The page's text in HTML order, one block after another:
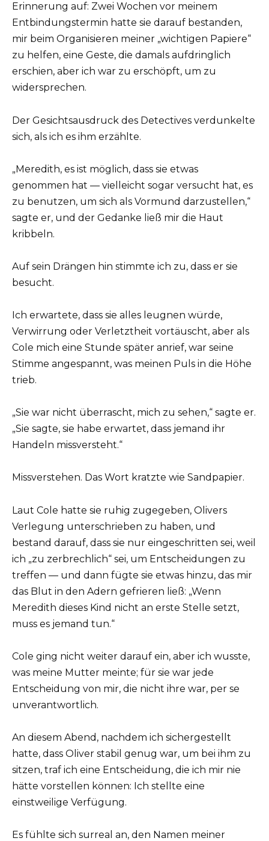
Erinnerung auf: Zwei Wochen vor meinem
Entbindungstermin hatte sie darauf bestanden,
mir beim Organisieren meiner „wichtigen Papiere“
zu helfen, eine Geste, die damals aufdringlich
erschien, aber ich war zu erschöpft, um zu
widersprechen.
Der Gesichtsausdruck des Detectives verdunkelte
sich, als ich es ihm erzählte.
„Meredith, es ist möglich, dass sie etwas
genommen hat — vielleicht sogar versucht hat, es
zu benutzen, um sich als Vormund darzustellen,“
sagte er, und der Gedanke ließ mir die Haut
kribbeln.
Auf sein Drängen hin stimmte ich zu, dass er sie
besucht.
Ich erwartete, dass sie alles leugnen würde,
Verwirrung oder Verletztheit vortäuscht, aber als
Cole mich eine Stunde später anrief, war seine
Stimme angespannt, was meinen Puls in die Höhe
trieb.
„Sie war nicht überrascht, mich zu sehen,“ sagte er.
„Sie sagte, sie habe erwartet, dass jemand ihr
Handeln missversteht.“
Missverstehen. Das Wort kratzte wie Sandpapier.
Laut Cole hatte sie ruhig zugegeben, Olivers
Verlegung unterschrieben zu haben, und
bestand darauf, dass sie nur eingeschritten sei, weil
ich „zu zerbrechlich“ sei, um Entscheidungen zu
treffen — und dann fügte sie etwas hinzu, das mir
das Blut in den Adern gefrieren ließ: „Wenn
Meredith dieses Kind nicht an erste Stelle setzt,
muss es jemand tun.“
Cole ging nicht weiter darauf ein, aber ich wusste,
was meine Mutter meinte; für sie war jede
Entscheidung von mir, die nicht ihre war, per se
unverantwortlich.
An diesem Abend, nachdem ich sichergestellt
hatte, dass Oliver stabil genug war, um bei ihm zu
sitzen, traf ich eine Entscheidung, die ich mir nie
hätte vorstellen können: Ich stellte eine
einstweilige Verfügung.
Es fühlte sich surreal an, den Namen meiner